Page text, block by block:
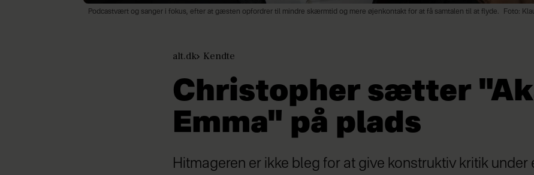
Podcastvært og sanger i fokus, efter at gæsten opfordrer til mindre skærmtid og mere øjenkontakt for at få samtalen til at flyde. Foto:
alt.dk Kendte
Christopher sætter
Emma" på plads
Hitmageren er ikke bleg for at give konstruktiv kritik under